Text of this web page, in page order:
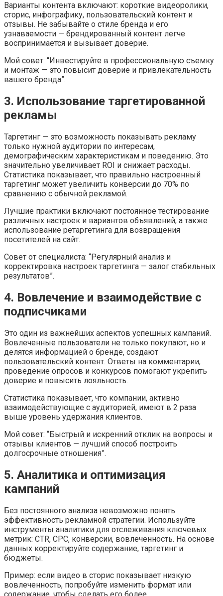
Варианты контента включают: короткие видеоролики,
сторис, инфографику, пользовательский контент и
отзывы. Не забывайте о стиле бренда и его
узнаваемости — брендированный контент легче
воспринимается и вызывает доверие.
Мой совет: “Инвестируйте в профессиональную съемку
и монтаж — это повысит доверие и привлекательность
вашего бренда”.
3. Использование таргетированной
рекламы
Таргетинг — это возможность показывать рекламу
только нужной аудитории по интересам,
демографическим характеристикам и поведению. Это
значительно увеличивает ROI и снижает расходы.
Статистика показывает, что правильно настроенный
таргетинг может увеличить конверсии до 70% по
сравнению с обычной рекламой.
Лучшие практики включают постоянное тестирование
различных настроек и вариантов объявлений, а также
использование ретаргетинга для возвращения
посетителей на сайт.
Совет от специалиста: “Регулярный анализ и
корректировка настроек таргетинга — залог стабильных
результатов”.
4. Вовлечение и взаимодействие с
подписчиками
Это один из важнейших аспектов успешных кампаний.
Вовлеченные пользователи не только покупают, но и
делятся информацией о бренде, создают
пользовательский контент. Ответы на комментарии,
проведение опросов и конкурсов помогают укрепить
доверие и повысить лояльность.
Статистика показывает, что компании, активно
взаимодействующие с аудиторией, имеют в 2 раза
выше уровень удержания клиентов.
Мой совет: “Быстрый и искренний отклик на вопросы и
отзывы клиентов — лучший способ построить
долгосрочные отношения”.
5. Аналитика и оптимизация
кампаний
Без постоянного анализа невозможно понять
эффективность рекламной стратегии. Используйте
инструменты аналитики для отслеживания ключевых
метрик: CTR, CPC, конверсии, вовлеченность. На основе
данных корректируйте содержание, таргетинг и
бюджеты.
Пример: если видео в сторис показывает низкую
вовлеченность, попробуйте изменить формат или
содержание, чтобы сделать его более